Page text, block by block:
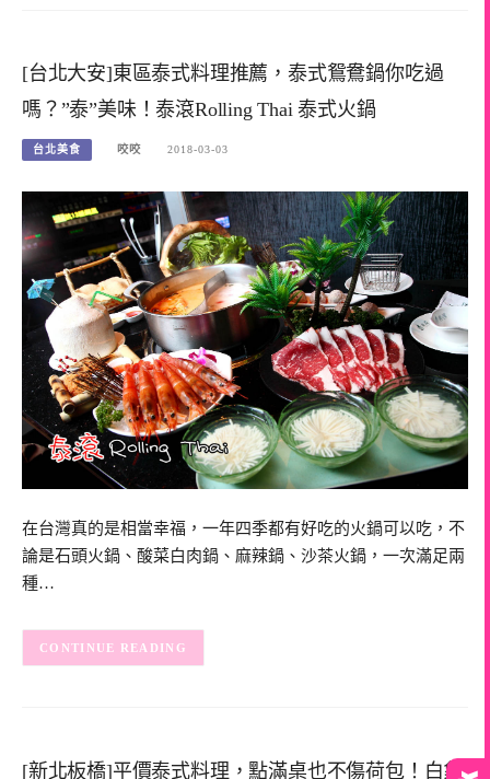
[台北大安]東區泰式料理推薦，泰式鴛鴦鍋你吃過
嗎？”泰”美味！泰滾Rolling Thai 泰式火鍋
台北美食 咬咬 2018-03-03
在台灣真的是相當幸福，一年四季都有好吃的火鍋可以吃，不
論是石頭火鍋、酸菜白肉鍋、麻辣鍋、沙茶火鍋，一次滿足兩
種…
CONTINUE READING
[新北板橋]平價泰式料理，點滿桌也不傷荷包！白象